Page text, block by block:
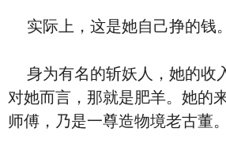
实际上，这是她自己挣的钱。
身为有名的斩妖人，她的收
对她而言，那就是肥羊。她的
师傅，乃是一尊造物境老古董。